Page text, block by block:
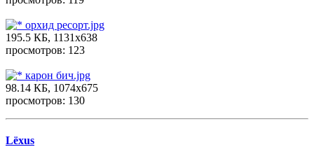
орхид ресорт.jpg
195.5 КБ, 1131x638
просмотров: 123
карон бич.jpg
98.14 КБ, 1074x675
просмотров: 130
Lёxus